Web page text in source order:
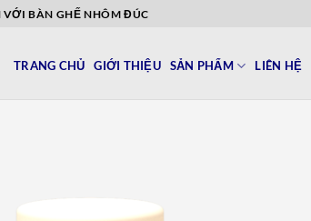
BÀN GHẾ NHÔM ĐÚC
TRANG CHỦ GIỚI THIỆU SẢN PHẨM LIÊN HỆ